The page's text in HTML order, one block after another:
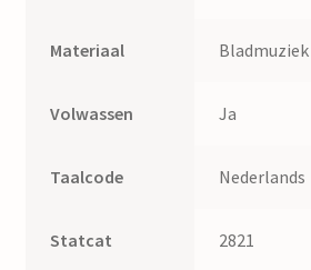
Materiaal Bladmuziek
Volwassen Ja
Taalcode Nederlands
Statcat 2821